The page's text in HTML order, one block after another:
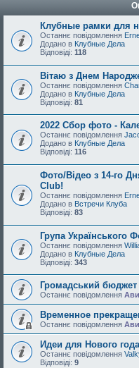
Клубные рамки для
Останнє повідомлення
Додано в Клубные Дела
Відповіді: 118
Вітаю з Днем
Останнє повідомлення
Додано в Клубные Дела
Відповіді: 81
2022 Сбор фото -
Останнє повідомлення
Додано в Клубные Дела
Відповіді: 116
Фото/Відео з 14-го
Club!
Останнє повідомлення
Додано в Встречи Клуба
Відповіді: 83
Група Українського
Останнє повідомлення
Додано в Клубные Дела
Відповіді: 343
Громадський бюджет
Останнє повідомлення
Временное
Останнє повідомлення
Идеи для Нового
Останнє повідомлення
Відповіді: 9